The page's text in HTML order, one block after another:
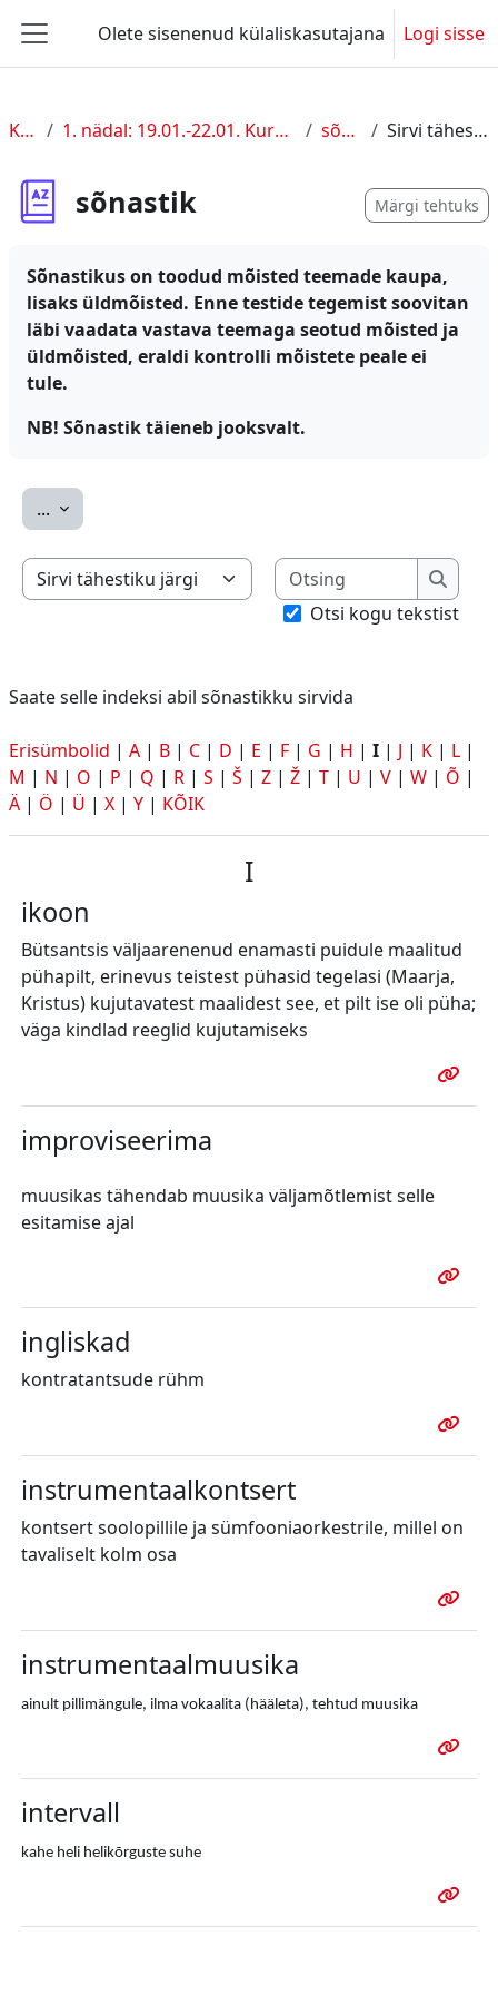
Küljepaneel
Olete sisenenud külaliskasutajana Logi sisse
KUL I 1. nädal: 19.01.-22.01. Kursuse sissejuhatus sõnastik Sirvi tähestiku järgi
sõnastik Märgi tehtuks
Sõnastikus on toodud mõisted teemade kaupa,
lisaks üldmõisted. Enne testide tegemist soovitan
läbi vaadata vastava teemaga seotud mõisted ja
üldmõisted, eraldi kontrolli mõistete peale ei
tule.
NB! Sõnastik täieneb jooksvalt.
... Ekspordi sissekanded
Saate selle indeksi abil sõnastikku sirvida
Otsing
Otsing
Otsi kogu tekstist
Saate selle indeksi abil sõnastikku sirvida
Erisümbolid | A | B | C | D | E | F | G | H | I | J | K | L |
M | N | O | P | Q | R | S | Š | Z | Ž | T | U | V | W | Õ |
Ä | Ö | Ü | X | Y | KÕIK
I
ikoon
Bütsantsis väljaarenenud enamasti puidule maalitud
pühapilt, erinevus teistest pühasid tegelasi (Maarja,
Kristus) kujutavatest maalidest see, et pilt ise oli püha;
väga kindlad reeglid kujutamiseks
improviseerima
muusikas tähendab muusika väljamõtlemist selle
esitamise ajal
ingliskad
kontratantsude rühm
instrumentaalkontsert
kontsert soolopillile ja sümfooniaorkestrile, millel on
tavaliselt kolm osa
instrumentaalmuusika
ainult pillimängule, ilma vokaalita (hääleta), tehtud muusika
intervall
kahe heli helikõrguste suhe